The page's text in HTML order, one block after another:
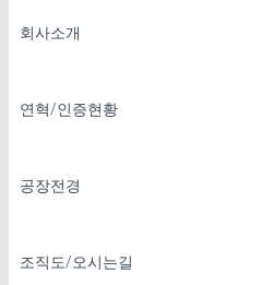
회사소개
연혁/인증현황
공장전경
조직도/오시는길